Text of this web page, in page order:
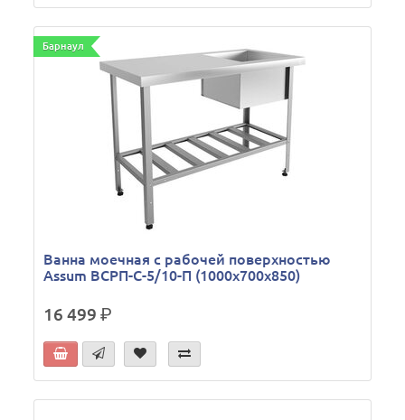
Барнаул
Ванна моечная с рабочей поверхностью
Assum ВСРП-С-5/10-П (1000х700х850)
16 499р.